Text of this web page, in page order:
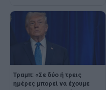
Τραμπ: «Σε δύο ή τρεις
ημέρες μπορεί να έχουμε